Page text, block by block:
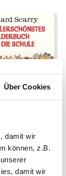
Über Cookies
damit wir
können, z.B.
damit wir